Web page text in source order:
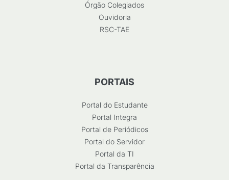
Órgão Colegiados
Ouvidoria
RSC-TAE
PORTAIS
Portal do Estudante
Portal Integra
Portal de Periódicos
Portal do Servidor
Portal da TI
Portal da Transparência